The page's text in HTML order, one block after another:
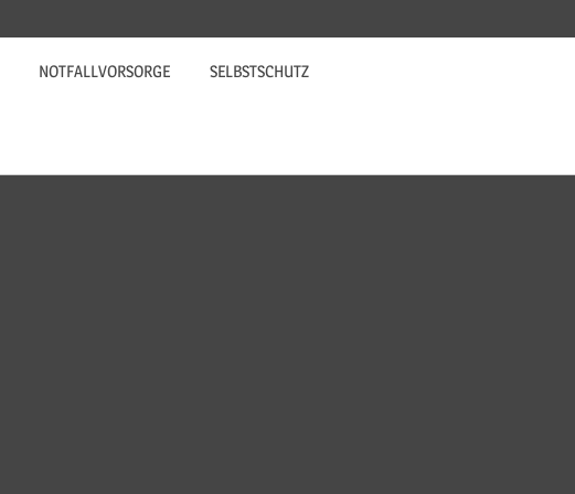
NOTFALLVORSORGE SELBSTSCHUTZ